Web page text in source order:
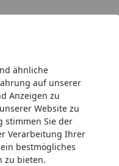
ähnliche
auf unserer
Anzeigen zu
Website zu
stimmen Sie der
Verarbeitung Ihrer
bestmögliches
zu bieten.
Hotline
& Pool-
bis 468,99€)